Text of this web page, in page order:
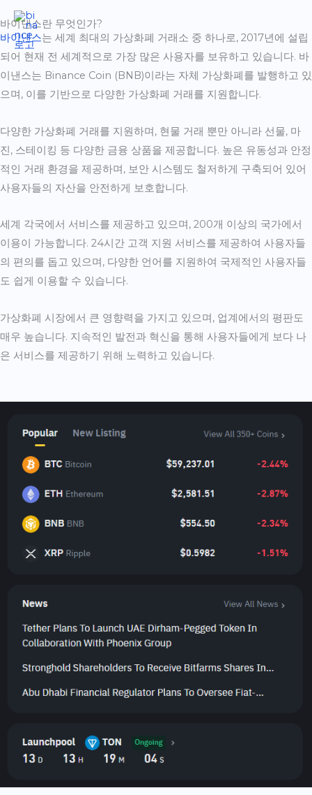
텐
츠
로
건
너
기
바이낸스란 무엇인가?
바이낸스는 세계 최대의 가상화폐 거래소 중 하나로, 2017년에 설립
되어 현재 전 세계적으로 가장 많은 사용자를 보유하고 있습니다. 바
이낸스는 Binance Coin (BNB)이라는 자체 가상화폐를 발행하고 있
으며, 이를 기반으로 다양한 가상화폐 거래를 지원합니다.
다양한 가상화폐 거래를 지원하며, 현물 거래 뿐만 아니라 선물, 마
진, 스테이킹 등 다양한 금융 상품을 제공합니다. 높은 유동성과 안정
적인 거래 환경을 제공하며, 보안 시스템도 철저하게 구축되어 있어
사용자들의 자산을 안전하게 보호합니다.
세계 각국에서 서비스를 제공하고 있으며, 200개 이상의 국가에서
이용이 가능합니다. 24시간 고객 지원 서비스를 제공하여 사용자들
의 편의를 돕고 있으며, 다양한 언어를 지원하여 국제적인 사용자들
도 쉽게 이용할 수 있습니다.
가상화폐 시장에서 큰 영향력을 가지고 있으며, 업계에서의 평판도
매우 높습니다. 지속적인 발전과 혁신을 통해 사용자들에게 보다 나
은 서비스를 제공하기 위해 노력하고 있습니다.